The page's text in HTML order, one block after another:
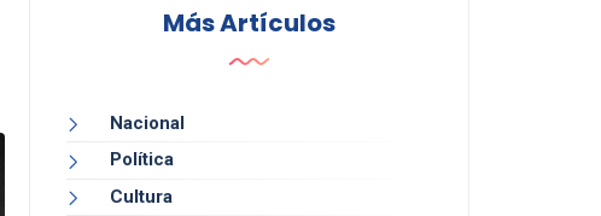
Más Artículos
Nacional
Política
Cultura